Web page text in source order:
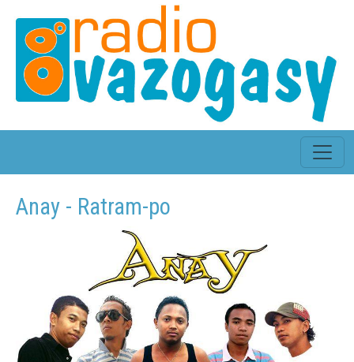
Anay - Ratram-po